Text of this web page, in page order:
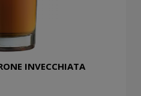
INVECCHIATA